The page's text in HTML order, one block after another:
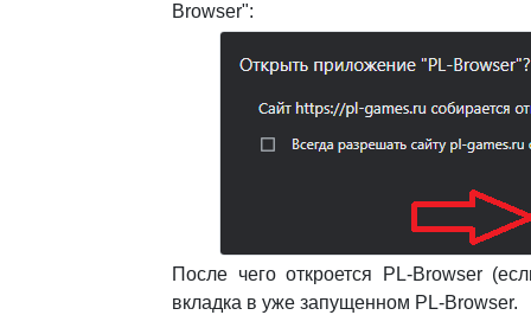
Browser":
После чего откроется PL-Browser
вкладка в уже запущенном PL-Browser.